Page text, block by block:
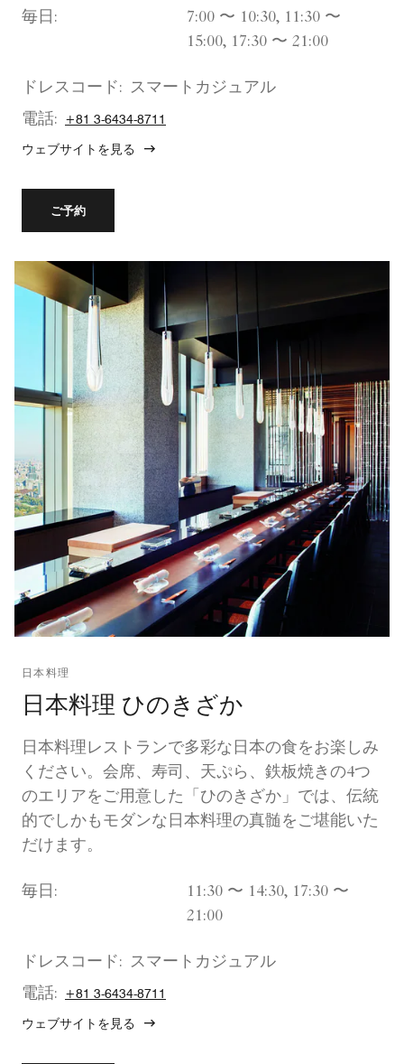
毎日:
7:00 〜 10:30, 11:30 〜
15:00, 17:30 〜 21:00
ドレスコード: スマートカジュアル
電話:
+81 3-6434-8711
ウェブサイトを見る
ご予約
日本料理
日本料理 ひのきざか
日本料理レストランで多彩な日本の食をお楽しみ
ください。会席、寿司、天ぷら、鉄板焼きの4つ
のエリアをご用意した「ひのきざか」では、伝統
的でしかもモダンな日本料理の真髄をご堪能いた
だけます。
毎日:
11:30 〜 14:30, 17:30 〜
21:00
ドレスコード: スマートカジュアル
電話:
+81 3-6434-8711
ウェブサイトを見る